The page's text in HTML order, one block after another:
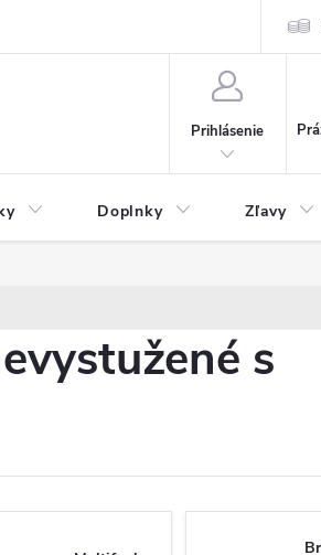
Prihlásenie
Doplnky Zľavy
s